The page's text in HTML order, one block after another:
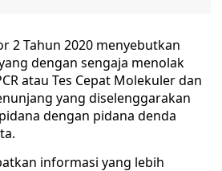
2 Tahun 2020 menyebutkan
dengan sengaja menolak
atau Tes Cepat Molekuler dan
yang diselenggarakan
dengan pidana denda
informasi yang lebih